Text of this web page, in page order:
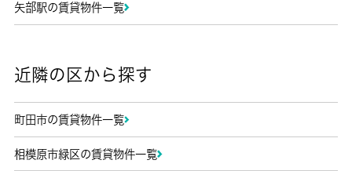
矢部駅の賃貸物件一覧
近隣の区から探す
町田市の賃貸物件一覧
相模原市緑区の賃貸物件一覧